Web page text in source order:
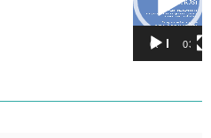
00:00 03:54